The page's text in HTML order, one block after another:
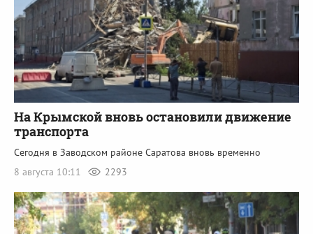
На Крымской вновь остановили движение
транспорта
Сегодня в Заводском районе Саратова вновь временно
8 августа 10:11
2293